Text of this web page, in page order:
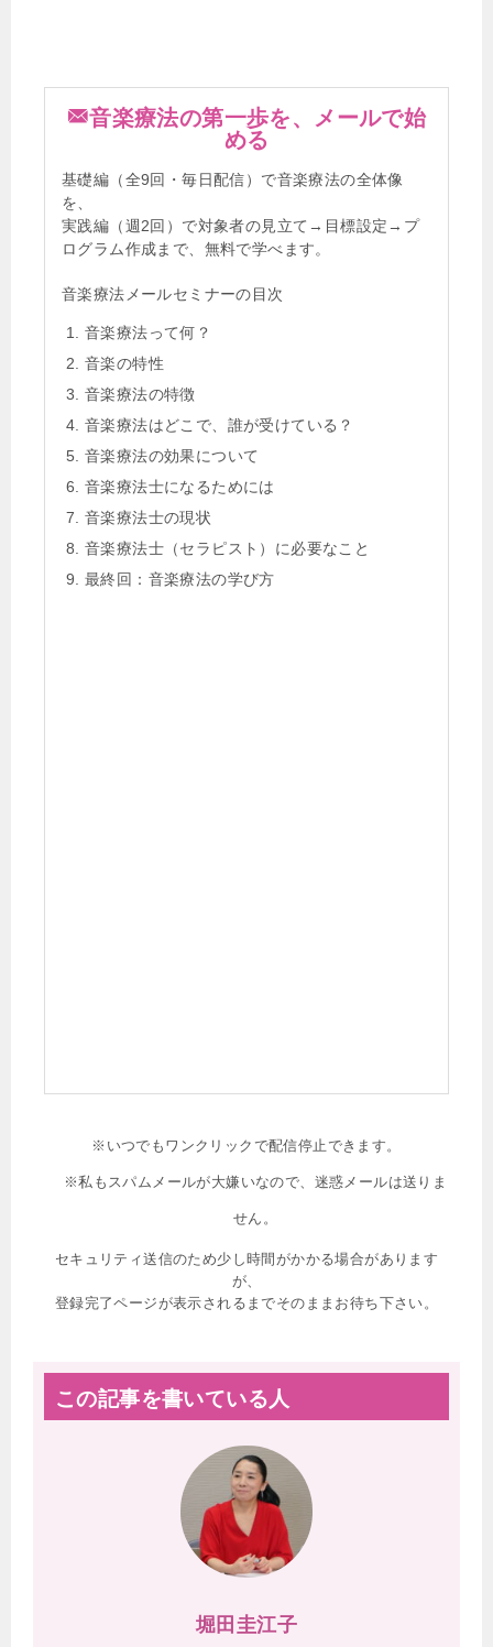
音楽療法の第一歩を、メールで始
める
基礎編（全9回・毎日配信）で音楽療法の全体像
を、
実践編（週2回）で対象者の見立て→目標設定→プ
ログラム作成まで、無料で学べます。
音楽療法メールセミナーの目次
音楽療法って何？
音楽の特性
音楽療法の特徴
音楽療法はどこで、誰が受けている？
音楽療法の効果について
音楽療法士になるためには
音楽療法士の現状
音楽療法士（セラピスト）に必要なこと
最終回：音楽療法の学び方
※いつでもワンクリックで配信停止できます。
※私もスパムメールが大嫌いなので、迷惑メールは送りま
せん。
セキュリティ送信のため少し時間がかかる場合があります
が、
登録完了ページが表示されるまでそのままお待ち下さい。
この記事を書いている人
堀田圭江子